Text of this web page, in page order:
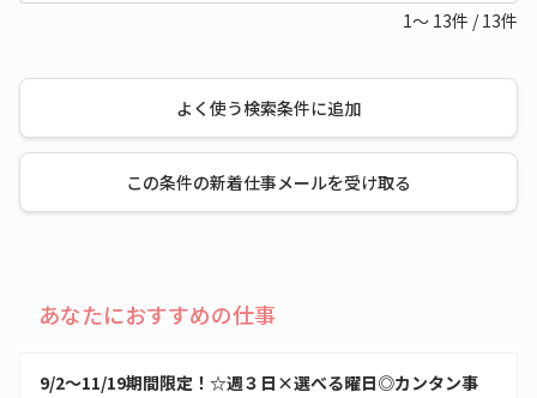
1～ 13件 / 13件
よく使う検索条件に追加
この条件の新着仕事メールを受け取る
あなたにおすすめの仕事
9/2～11/19期間限定！☆週３日×選べる曜日◎カンタン事